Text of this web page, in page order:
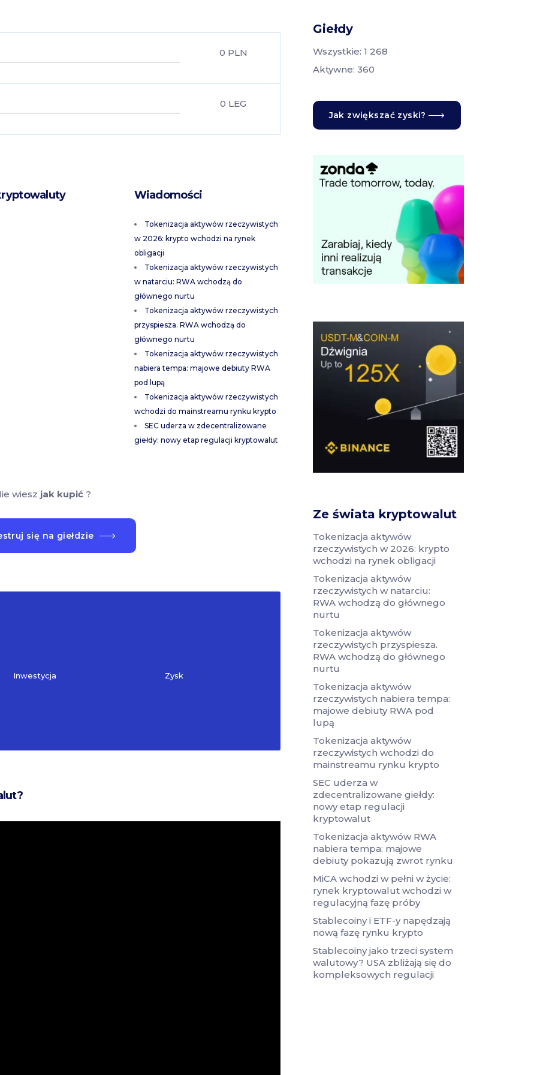
0 PLN
0 LEG
Wiadomości
Tokenizacja aktywów rzeczywistych
w 2026: krypto wchodzi na rynek
obligacji
Tokenizacja aktywów rzeczywistych
w natarciu: RWA wchodzą do
głównego nurtu
Tokenizacja aktywów rzeczywistych
przyspiesza. RWA wchodzą do
głównego nurtu
Tokenizacja aktywów rzeczywistych
nabiera tempa: majowe debiuty RWA
pod lupą
Tokenizacja aktywów rzeczywistych
wchodzi do mainstreamu rynku krypto
SEC uderza w zdecentralizowane
giełdy: nowy etap regulacji kryptowalut
wiesz jak kupić?
się na giełdzie
Inwestycja Zysk
Giełdy
Wszystkie: 1 268
Aktywne: 360
Jak zwiększać zyski?
Ze świata kryptowalut
Tokenizacja aktywów
rzeczywistych w 2026: krypto
wchodzi na rynek obligacji
Tokenizacja aktywów
rzeczywistych w natarciu:
RWA wchodzą do głównego
nurtu
Tokenizacja aktywów
rzeczywistych przyspiesza.
RWA wchodzą do głównego
nurtu
Tokenizacja aktywów
rzeczywistych nabiera tempa:
majowe debiuty RWA pod
lupą
Tokenizacja aktywów
rzeczywistych wchodzi do
mainstreamu rynku krypto
SEC uderza w
zdecentralizowane giełdy:
nowy etap regulacji
kryptowalut
Tokenizacja aktywów RWA
nabiera tempa: majowe
debiuty pokazują zwrot rynku
MiCA wchodzi w pełni w życie:
rynek kryptowalut wchodzi w
regulacyjną fazę próby
Stablecoiny i ETF-y napędzają
nową fazę rynku krypto
Stablecoiny jako trzeci system
walutowy? USA zbliżają się do
kompleksowych regulacji